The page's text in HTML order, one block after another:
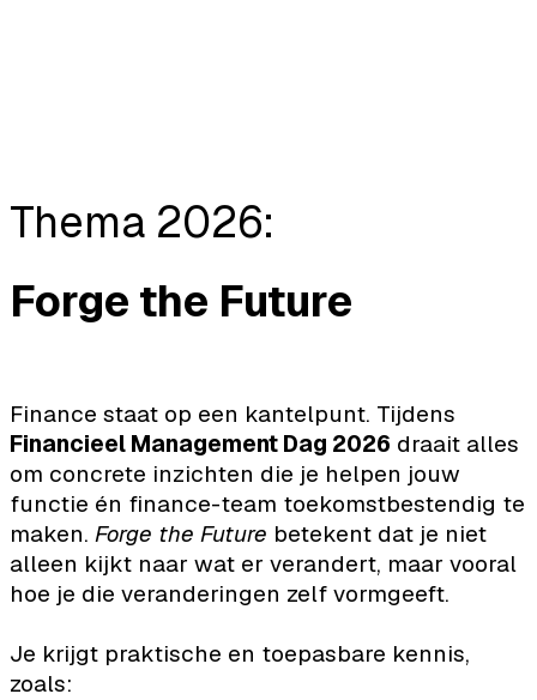
Thema 2026:
Forge the Future
Finance staat op een kantelpunt. Tijdens
Financieel Management Dag 2026 draait alles
om concrete inzichten die je helpen jouw
functie én finance-team toekomstbestendig te
maken. Forge the Future betekent dat je niet
alleen kijkt naar wat er verandert, maar vooral
hoe je die veranderingen zelf vormgeeft.
Je krijgt praktische en toepasbare kennis,
zoals: